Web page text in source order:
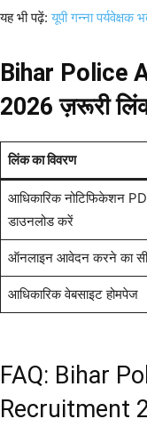
यह भी पढ़ें:यूपी गन्ना पर्यवेक्षक
Bihar Police
2026 ज़रूरी
लिंक का विवरण
आधिकारिक नोटिफिकेशन
डाउनलोड करें
ऑनलाइन आवेदन करने का
आधिकारिक वेबसाइट होमपेज
FAQ: Bihar
Recruitment